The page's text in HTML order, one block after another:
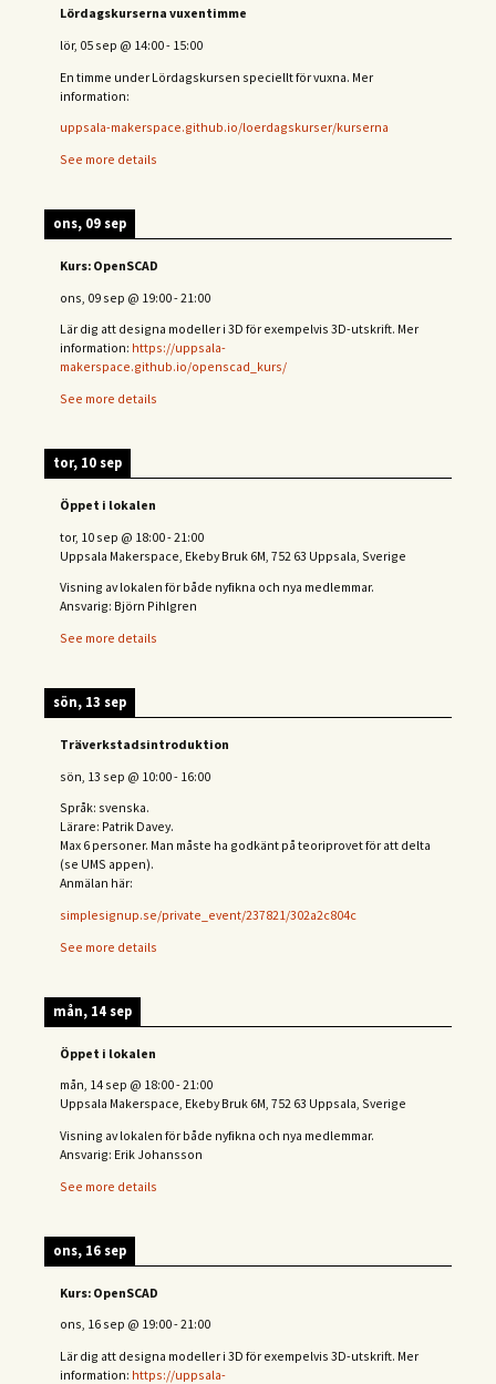
Lördagskurserna vuxentimme
lör, 05 sep @ 14:00- 15:00
En timme under Lördagskursen speciellt för vuxna. Mer
information:
uppsala-makerspace.github.io/loerdagskurser/kurserna
See more details
ons, 09 sep
Kurs: OpenSCAD
ons, 09 sep @ 19:00-21:00
Lär dig att designa modeller i 3D för exempelvis 3D-utskrift. Mer
information: https://uppsala-
makerspace.github.io/openscad_kurs/
See more details
tor, 10 sep
Öppet i lokalen
tor, 10 sep @ 18:00-21:00
Uppsala Makerspace, Ekeby Bruk 6M, 752 63 Uppsala, Sverige
Visning av lokalen för både nyfikna och nya medlemmar.
Ansvarig: Björn Pihlgren
See more details
sön, 13 sep
Träverkstadsintroduktion
sön, 13 sep @ 10:00- 16:00
Språk: svenska.
Lärare: Patrik Davey.
Max 6 personer. Man måste ha godkänt på teoriprovet för att delta
(se UMS appen).
Anmälan här:
simplesignup.se/private_event/237821/302a2c804c
See more details
mån, 14 sep
Öppet i lokalen
mån, 14 sep @ 18:00-21:00
Uppsala Makerspace, Ekeby Bruk 6M, 752 63 Uppsala, Sverige
Visning av lokalen för både nyfikna och nya medlemmar.
Ansvarig: Erik Johansson
See more details
ons, 16 sep
Kurs: OpenSCAD
ons, 16 sep @ 19:00-21:00
Lär dig att designa modeller i 3D för exempelvis 3D-utskrift. Mer
information: https://uppsala-